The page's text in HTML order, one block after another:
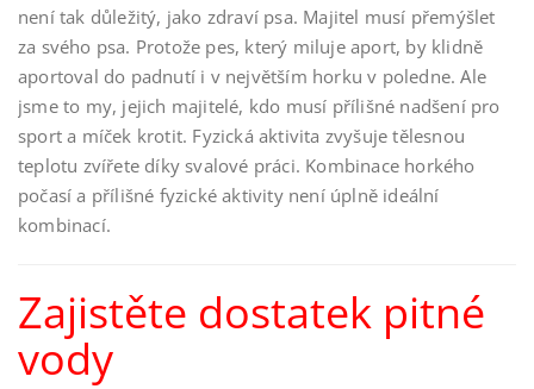
není tak důležitý, jako zdraví psa. Majitel musí přemýšlet
za svého psa. Protože pes, který miluje aport, by klidně
aportoval do padnutí i v největším horku v poledne. Ale
jsme to my, jejich majitelé, kdo musí přílišné nadšení pro
sport a míček krotit. Fyzická aktivita zvyšuje tělesnou
teplotu zvířete díky svalové práci. Kombinace horkého
počasí a přílišné fyzické aktivity není úplně ideální
kombinací.
Zajistěte dostatek pitné
vody